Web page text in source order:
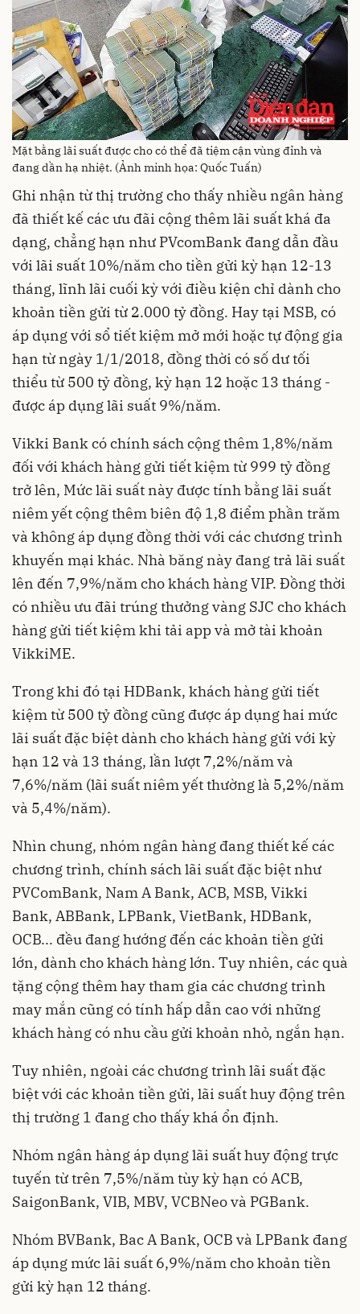
Mặt bằng lãi suất được cho có thể đã tiệm cận vùng đỉnh và
đang dần hạ nhiệt. (Ảnh minh họa: Quốc Tuấn)
Ghi nhận từ thị trường cho thấy nhiều ngân hàng
đã thiết kế các ưu đãi cộng thêm lãi suất khá đa
dạng, chẳng hạn như PVcomBank đang dẫn đầu
với lãi suất 10%/năm cho tiền gửi kỳ hạn 12-13
tháng, lĩnh lãi cuối kỳ với điều kiện chỉ dành cho
khoản tiền gửi từ 2.000 tỷ đồng. Hay tại MSB, có
áp dụng với sổ tiết kiệm mở mới hoặc tự động gia
hạn từ ngày 1/1/2018, đồng thời có số dư tối
thiểu từ 500 tỷ đồng, kỳ hạn 12 hoặc 13 tháng -
được áp dụng lãi suất 9%/năm.
Vikki Bank có chính sách cộng thêm 1,8%/năm
đối với khách hàng gửi tiết kiệm từ 999 tỷ đồng
trở lên, Mức lãi suất này được tính bằng lãi suất
niêm yết cộng thêm biên độ 1,8 điểm phần trăm
và không áp dụng đồng thời với các chương trình
khuyến mại khác. Nhà băng này đang trả lãi suất
lên đến 7,9%/năm cho khách hàng VIP. Đồng thời
có nhiều ưu đãi trúng thưởng vàng SJC cho khách
hàng gửi tiết kiệm khi tải app và mở tài khoản
VikkiME.
Trong khi đó tại HDBank, khách hàng gửi tiết
kiệm từ 500 tỷ đồng cũng được áp dụng hai mức
lãi suất đặc biệt dành cho khách hàng gửi với kỳ
hạn 12 và 13 tháng, lần lượt 7,2%/năm và
7,6%/năm (lãi suất niêm yết thường là 5,2%/năm
và 5,4%/năm).
Nhìn chung, nhóm ngân hàng đang thiết kế các
chương trình, chính sách lãi suất đặc biệt như
PVComBank, Nam A Bank, ACB, MSB, Vikki
Bank, ABBank, LPBank, VietBank, HDBank,
OCB... đều đang hướng đến các khoản tiền gửi
lớn, dành cho khách hàng lớn. Tuy nhiên, các quà
tặng cộng thêm hay tham gia các chương trình
may mắn cũng có tính hấp dẫn cao với những
khách hàng có nhu cầu gửi khoản nhỏ, ngắn hạn.
Tuy nhiên, ngoài các chương trình lãi suất đặc
biệt với các khoản tiền gửi, lãi suất huy động trên
thị trường 1 đang cho thấy khá ổn định.
Nhóm ngân hàng áp dụng lãi suất huy động trực
tuyến từ trên 7,5%/năm tùy kỳ hạn có ACB,
SaigonBank, VIB, MBV, VCBNeo và PGBank.
Nhóm BVBank, Bac A Bank, OCB và LPBank đang
áp dụng mức lãi suất 6,9%/năm cho khoản tiền
gửi kỳ hạn 12 tháng.